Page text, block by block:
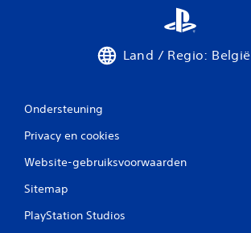
Land / Regio: België
Ondersteuning
Privacy en cookies
Website-gebruiksvoorwaarden
Sitemap
PlayStation Studios